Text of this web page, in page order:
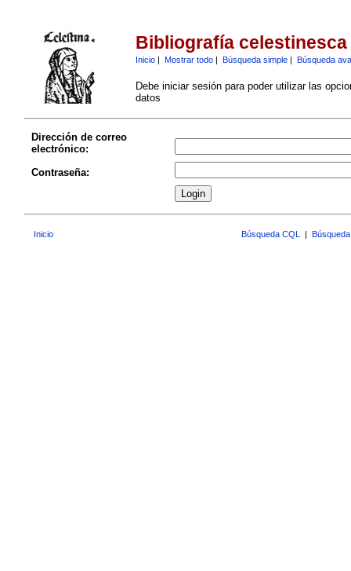
Bibliografía celestinesca
Inicio| Mostrar todo| Búsqueda simple| Búsqueda
Debe iniciar sesión para poder utilizar las
datos
Dirección de correo
electrónico:
Contraseña:
Inicio Búsqueda CQL |